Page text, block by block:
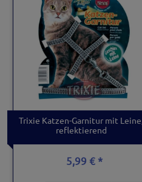
Trixie Katzen-Garnitur mit
reflektierend
5,99 € *